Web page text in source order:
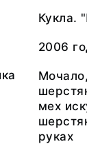
Кукла.
2006
мех
руках